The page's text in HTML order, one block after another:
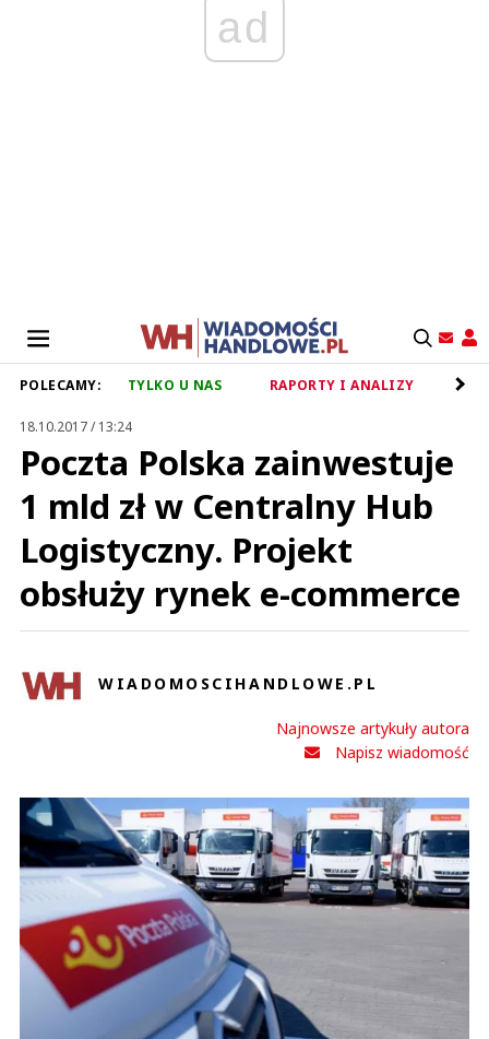
ad
POLECAMY: TYLKO U NAS RAPORTY I ANALIZY
18.10.2017 / 13:24
Poczta Polska zainwestuje
1 mld zł w Centralny Hub
Logistyczny. Projekt
obsłuży rynek e-commerce
WIADOMOSCIHANDLOWE.PL
Najnowsze artykuły autora
Napisz wiadomość